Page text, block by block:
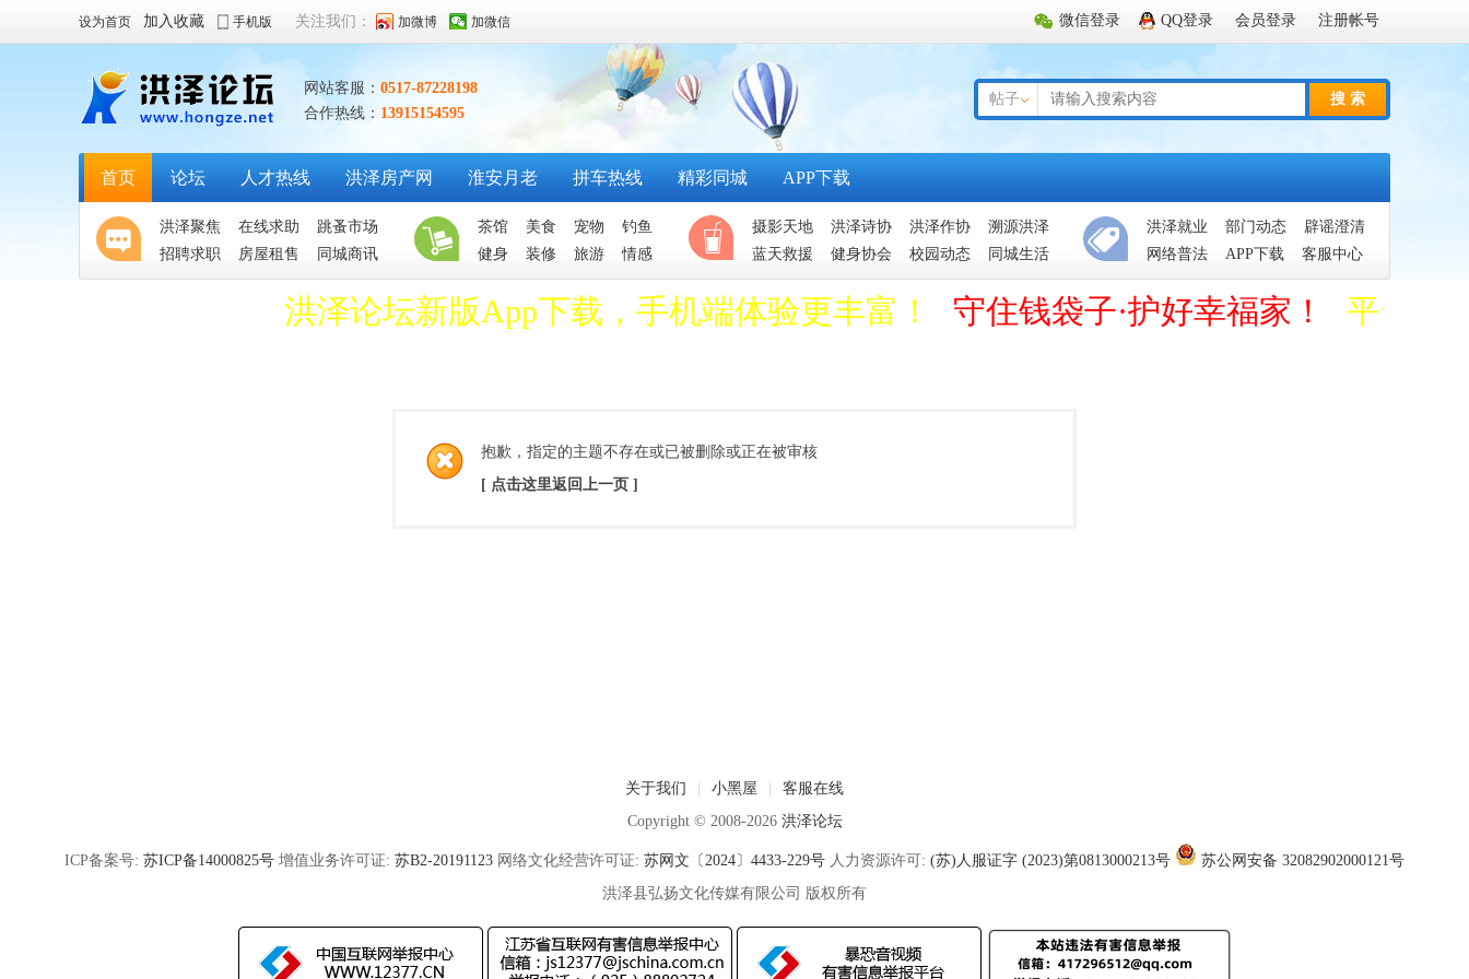
微信登录 QQ登录 会员登录 注册帐号
设为首页 加入收藏 手机版 关注我们： 加微博 加微信
网站客服： 0517-87228198
合作热线： 13915154595
帖子 搜 索
首页 论坛 人才热线 洪泽房产网 淮安月老 拼车热线 精彩同城 APP下载
洪泽聚焦 在线求助
跳蚤市场
招聘求职
房屋租售 同城商讯
茶馆 美食 宠物
钓鱼
健身
装修 旅游 情感
摄影天地 洪泽诗协 洪泽作协
溯源洪泽
蓝天救援
健身协会 校园动态 同城生活
洪泽就业 部门动态
辟谣澄清
网络普法
APP下载 客服中心
洪泽论坛新版App下载，手机端体验更丰富！ 守住钱袋子·护好幸福家！ 平台管
抱歉，指定的主题不存在或已被删除或正在被审核
[ 点击这里返回上一页 ]
关于我们 小黑屋
客服在线
Copyright © 2008-2026 洪泽论坛
ICP备案号: 苏ICP备14000825号 增值业务许可证: 苏B2-20191123 网络文化经营许可证: 苏网文〔2024〕4433-229号 人力资源许可: (苏)人服证字 (2023)第0813000213号
苏公网安备 32082902000121号
洪泽县弘扬文化传媒有限公司 版权所有